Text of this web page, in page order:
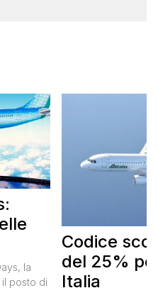
la
posto di
Codice
del 25%
Italia